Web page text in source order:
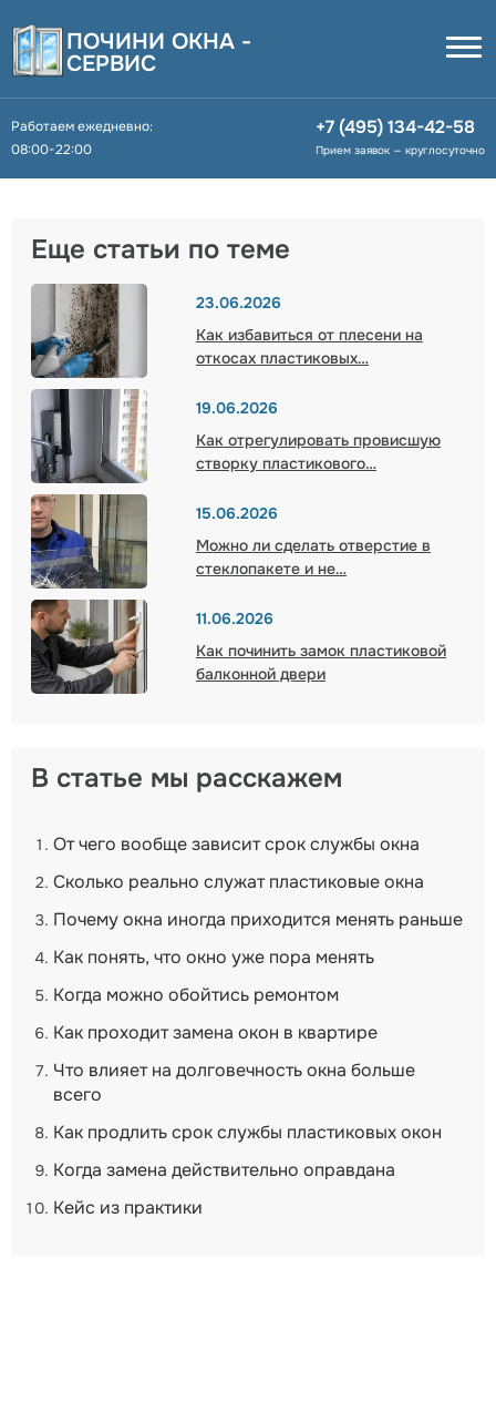
ПОЧИНИ ОКНА -
СЕРВИС
Работаем ежедневно:
08:00-22:00
+7 (495) 134-42-58
Прием заявок — круглосуточно
Замена окон в квартире:
как часто нужно менять и
какой срок службы
28.05.2026 287 3
#инструкции #ремонт окон
Еще статьи по теме
23.06.2026
Как избавиться от плесени на
откосах пластиковых…
19.06.2026
Как отрегулировать провисшую
створку пластикового…
15.06.2026
Можно ли сделать отверстие в
стеклопакете и не…
11.06.2026
Как починить замок пластиковой
балконной двери
В статье мы расскажем
От чего вообще зависит срок службы окна
Сколько реально служат пластиковые окна
Почему окна иногда приходится менять раньше
Как понять, что окно уже пора менять
Когда можно обойтись ремонтом
Как проходит замена окон в квартире
Что влияет на долговечность окна больше
всего
Как продлить срок службы пластиковых окон
Когда замена действительно оправдана
Кейс из практики